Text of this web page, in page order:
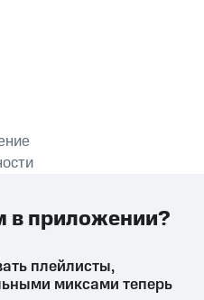
плейлисты,
миксами теперь